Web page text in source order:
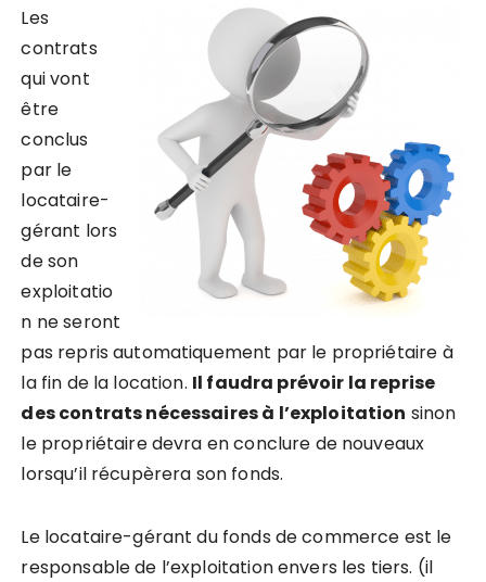
Les
contrats
qui vont
être
conclus
par le
locataire-
gérant lors
de son
exploitatio
n ne seront
pas repris automatiquement par le propriétaire à
la fin de la location. Il faudra prévoir la reprise
des contrats nécessaires à l’exploitation sinon
le propriétaire devra en conclure de nouveaux
lorsqu’il récupèrera son fonds.
Le locataire-gérant du fonds de commerce est le
responsable de l’exploitation envers les tiers. (il